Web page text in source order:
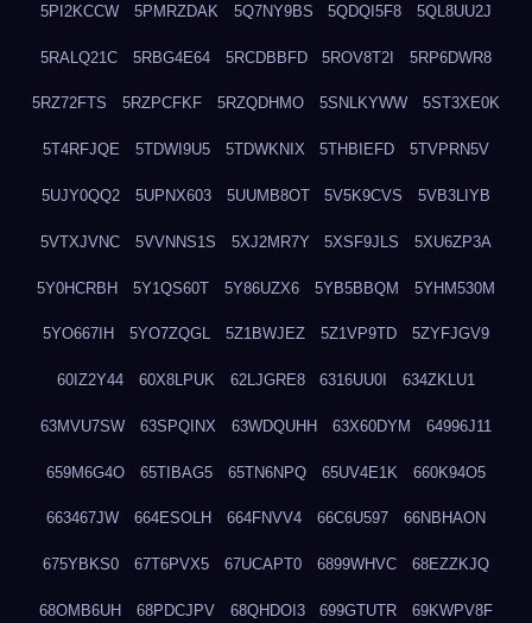
5PI2KCCW 5PMRZDAK 5Q7NY9BS 5QDQI5F8 5QL8UU2J
5RALQ21C 5RBG4E64 5RCDBBFD 5ROV8T2I 5RP6DWR8
5RZ72FTS 5RZPCFKF 5RZQDHMO 5SNLKYWW 5ST3XE0K
5T4RFJQE 5TDWI9U5 5TDWKNIX 5THBIEFD 5TVPRN5V
5UJY0QQ2 5UPNX603 5UUMB8OT 5V5K9CVS 5VB3LIYB
5VTXJVNC 5VVNNS1S 5XJ2MR7Y 5XSF9JLS 5XU6ZP3A
5Y0HCRBH 5Y1QS60T 5Y86UZX6 5YB5BBQM 5YHM530M
5YO667IH 5YO7ZQGL 5Z1BWJEZ 5Z1VP9TD 5ZYFJGV9
60IZ2Y44 60X8LPUK 62LJGRE8 6316UU0I 634ZKLU1
63MVU7SW 63SPQINX 63WDQUHH 63X60DYM 64996J11
659M6G4O 65TIBAG5 65TN6NPQ 65UV4E1K 660K94O5
663467JW 664ESOLH 664FNVV4 66C6U597 66NBHAON
675YBKS0 67T6PVX5 67UCAPT0 6899WHVC 68EZZKJQ
68OMB6UH 68PDCJPV 68QHDOI3 699GTUTR 69KWPV8F